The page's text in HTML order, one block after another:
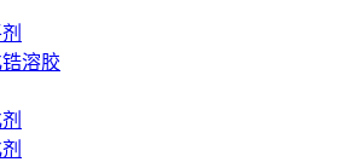
溶胶